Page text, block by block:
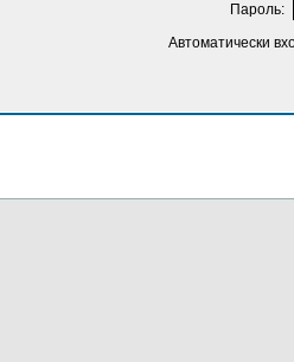
Пароль:
Автоматически